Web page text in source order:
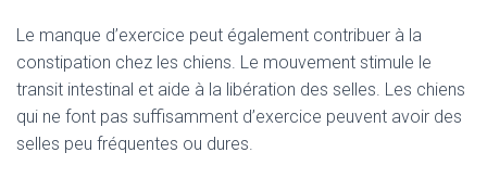
Le manque d’exercice peut également contribuer à la
constipation chez les chiens. Le mouvement stimule le
transit intestinal et aide à la libération des selles. Les chiens
qui ne font pas suffisamment d’exercice peuvent avoir des
selles peu fréquentes ou dures.